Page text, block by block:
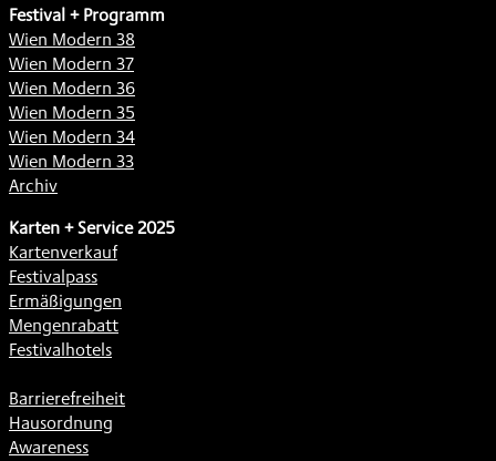
Festival + Programm
Wien Modern 38
Wien Modern 37
Wien Modern 36
Wien Modern 35
Wien Modern 34
Wien Modern 33
Archiv
Karten + Service 2025
Kartenverkauf
Festivalpass
Ermäßigungen
Mengenrabatt
Festivalhotels
Barrierefreiheit
Hausordnung
Awareness